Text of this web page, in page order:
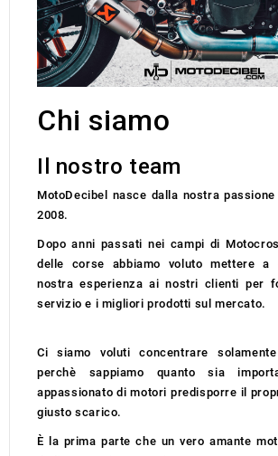
Chi siamo
Il nostro team
MotoDecibel nasce dalla nostra
2008.
Dopo anni passati nei campi di
delle corse abbiamo voluto mettere a
nostra esperienza ai nostri clienti per
servizio e i migliori prodotti sul mercato.
Ci siamo voluti concentrare
perchè sappiamo quanto sia
appassionato di motori predisporre il
giusto scarico.
È la prima parte che un vero amante